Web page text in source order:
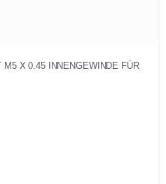
X 0.45 INNENGEWINDE FÜR